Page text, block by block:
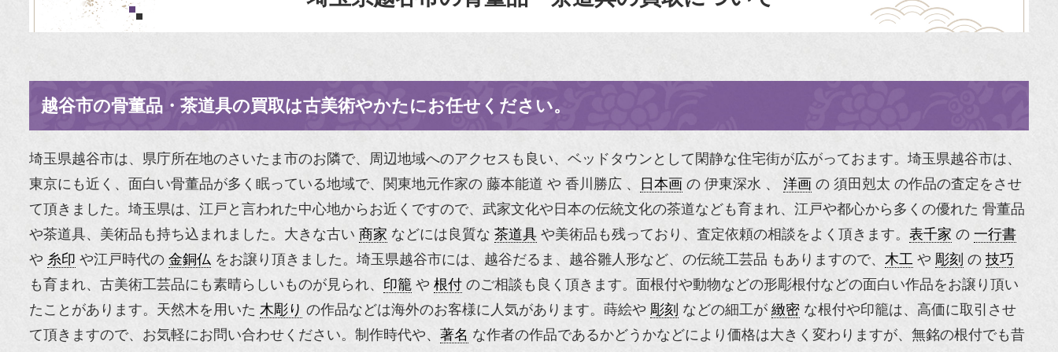
越谷市の骨董品・茶道具の買取は古美術やかたにお任せください。
埼玉県越谷市は、県庁所在地のさいたま市のお隣で、周辺地域へのアクセスも良い、ベッドタウンとして閑静な住宅街が広がっておます。埼玉県越谷市は、
東京にも近く、面白い骨董品が多く眠っている地域で、関東地元作家の 藤本能道 や 香川勝広 、
日本画 の 伊東深水 、 洋画 の 須田剋太 の作品の査定をさせ
て頂きました。埼玉県は、江戸と言われた中心地からお近くですので、武家文化や日本の伝統文化の茶道なども育まれ、江戸や都心から多くの優れた 骨董品
や茶道具、美術品も持ち込まれました。大きな古い 商家 などには良質な 茶道具 や美術品も残っており、査定依頼の相談をよく頂きます。 表千家 の 一行書
や 糸印 や江戸時代の 金銅仏 をお譲り頂きました。埼玉県越谷市には、越谷だるま、越谷雛人形など、の伝統工芸品 もありますので、 木工 や 彫刻 の 技巧
も育まれ、古美術工芸品にも素晴らしいものが見られ、 印籠 や 根付 のご相談も良く頂きます。 面根付や動物などの形彫根付などの面白い作品をお譲り頂い
たことがあります。天然木を用いた 木彫り の作品などは海外のお客様に人気があります。蒔絵や 彫刻 などの細工が 緻密 な根付や印籠は、高価に取引させ
て頂きますので、お気軽にお問い合わせください。制作時代や、 著名 な作者の作品であるかどうかなどにより価格は大きく変わりますが、無銘の根付でも昔